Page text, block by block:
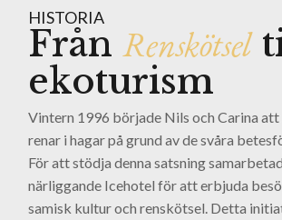
HISTORIA
FrånRenskötsel
ekoturism
Vintern 1996 började Nils och Carina
renar i hagar på grund av de svåra
För att stödja denna satsning
närliggande Icehotel för att erbjuda
samisk kultur och renskötsel. Detta